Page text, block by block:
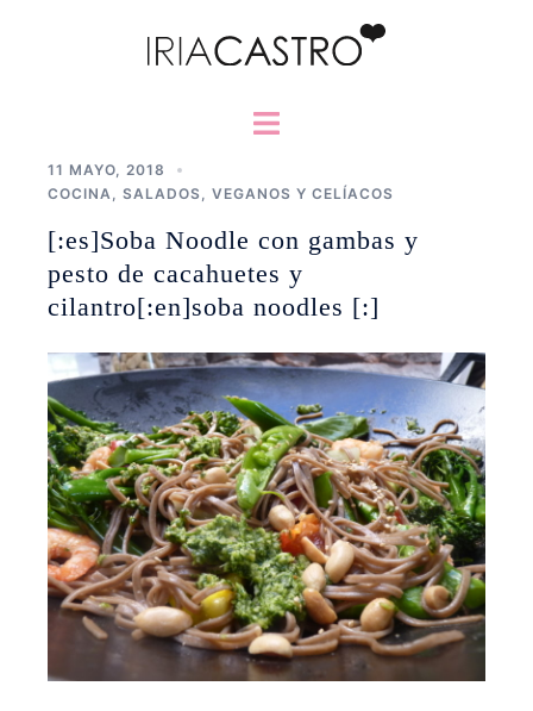
Alternar
11 MAYO, 2018
COCINA
SALADOS VEGANOS Y CELÍACOS
[:es]Soba Noodle con gambas y
pesto de cacahuetes y
cilantro[:en]soba noodles [:]